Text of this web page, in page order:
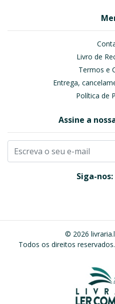
Livro de
Termos e
Entrega,
Política de
Assine a
Siga-nos:
© 2026
Todos os direitos reservados.